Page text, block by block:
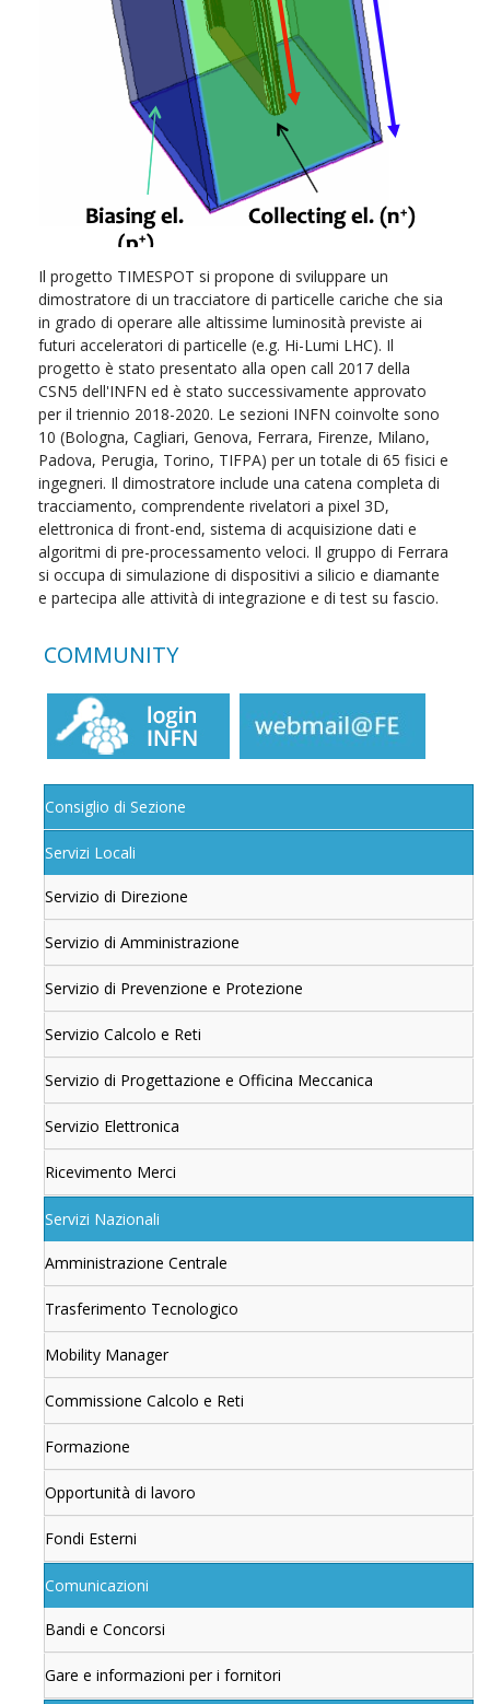
Il progetto TIMESPOT si propone di sviluppare un
dimostratore di un tracciatore di particelle cariche che sia
in grado di operare alle altissime luminosità previste ai
futuri acceleratori di particelle (e.g. Hi-Lumi LHC). Il
progetto è stato presentato alla open call 2017 della
CSN5 dell'INFN ed è stato successivamente approvato
per il triennio 2018-2020. Le sezioni INFN coinvolte sono
10 (Bologna, Cagliari, Genova, Ferrara, Firenze, Milano,
Padova, Perugia, Torino, TIFPA) per un totale di 65 fisici e
ingegneri. Il dimostratore include una catena completa di
tracciamento, comprendente rivelatori a pixel 3D,
elettronica di front-end, sistema di acquisizione dati e
algoritmi di pre-processamento veloci. Il gruppo di Ferrara
si occupa di simulazione di dispositivi a silicio e diamante
e partecipa alle attività di integrazione e di test su fascio.
COMMUNITY
Consiglio di Sezione
Servizi Locali
Servizio di Direzione
Servizio di Amministrazione
Servizio di Prevenzione e Protezione
Servizio Calcolo e Reti
Servizio di Progettazione e Officina Meccanica
Servizio Elettronica
Ricevimento Merci
Servizi Nazionali
Amministrazione Centrale
Trasferimento Tecnologico
Mobility Manager
Commissione Calcolo e Reti
Formazione
Opportunità di lavoro
Fondi Esterni
Comunicazioni
Bandi e Concorsi
Gare e informazioni per i fornitori